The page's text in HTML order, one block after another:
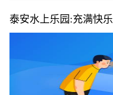
泰安水上乐园:充满快
每日速读